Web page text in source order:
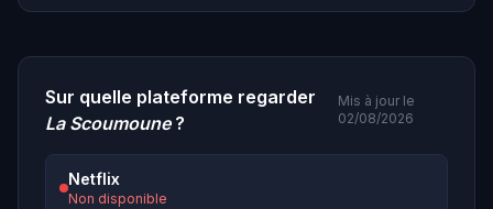
Sur quelle plateforme regarder
La Scoumoune?
Mis à jour le
02/08/2026
Netflix
Non disponible